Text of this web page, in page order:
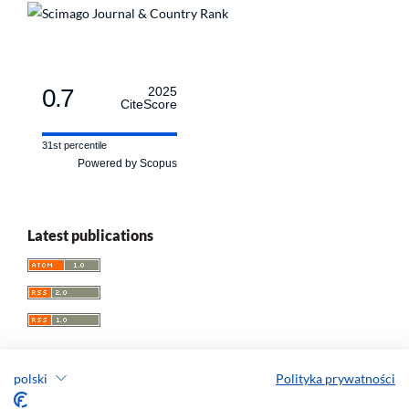
polski Polityka prywatności
0.7
2025
CiteScore
31st percentile
Powered by Scopus
Latest publications